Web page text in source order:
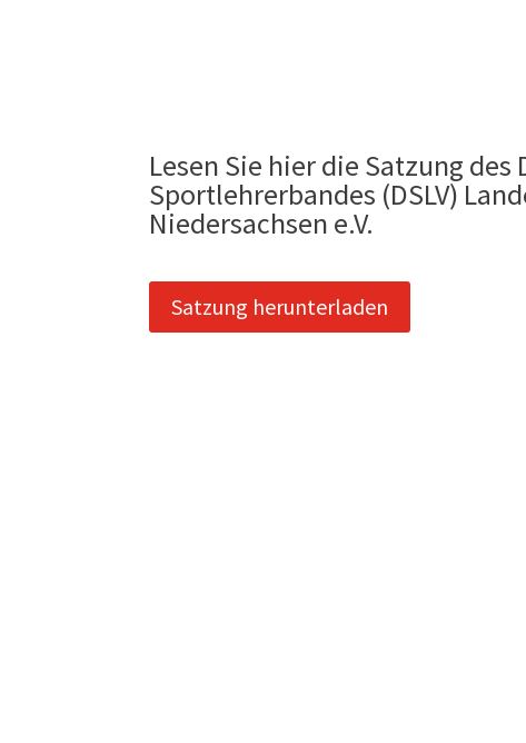
Lesen Sie hier die Satzung des
Sportlehrerbandes (DSLV)
Niedersachsen e.V.
Satzung herunterladen